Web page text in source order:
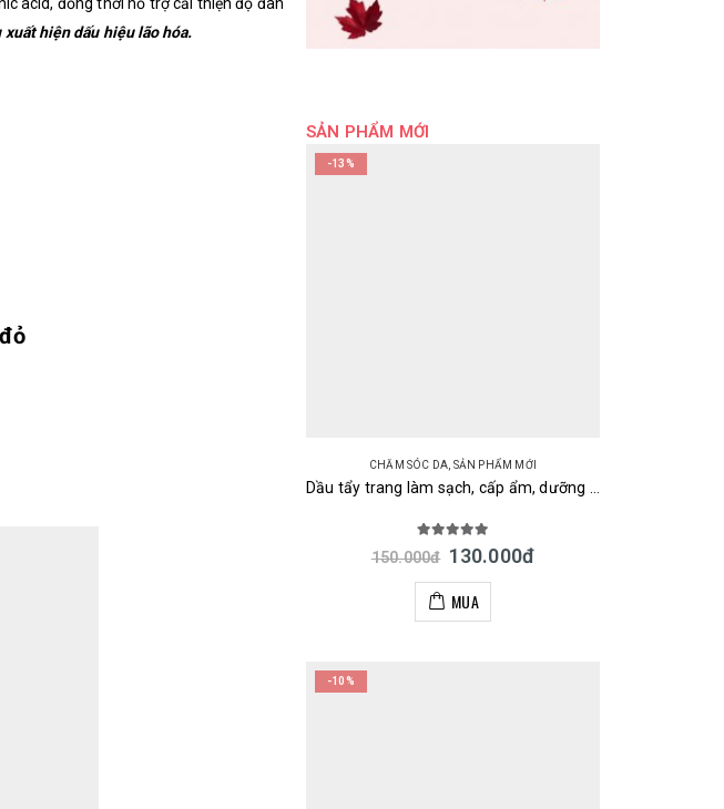
acid, đồng thời hỗ trợ cải thiện độ đàn
xuất hiện dấu hiệu lão hóa.
SẢN PHẨM MỚI
-13%
CHĂM SÓC DA, SẢN PHẨM MỚI
Dầu tẩy trang làm sạch, cấp ẩm, dưỡng sáng da Olive & Argan Deve Cleansing Oil Kumano 200ml Nhật
out of 5
150.000đ 130.000đ
MUA
-10%